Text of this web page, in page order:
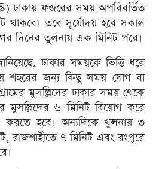
ঢাকায় ফজরের সময় অপরিবর্তিত
থাকবে। তবে সূর্যোদয় হবে সকাল
দিনের তুলনায় এক মিনিট পরে।
ঢাকার সময়কে ভিত্তি ধরে
শহরের জন্য কিছু সময় যোগ বা
মুসল্লিদের ঢাকার সময় থেকে
মুসল্লিদের ৬ মিনিট বিয়োগ করে
করতে হবে। অন্যদিকে খুলনায় ৩
রাজশাহীতে ৭ মিনিট এবং রংপুরে